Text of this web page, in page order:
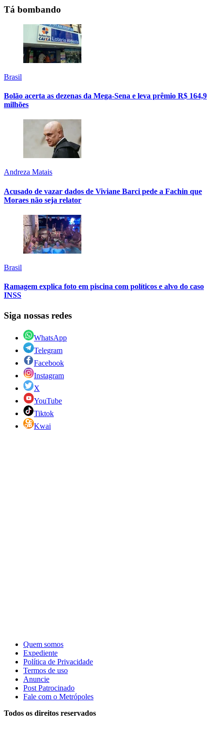
Tá bombando
Brasil
Bolão acerta as dezenas da Mega-Sena e leva prêmio R$ 164,9
milhões
Andreza Matais
Acusado de vazar dados de Viviane Barci pede a Fachin que
Moraes não seja relator
Brasil
Ramagem explica foto em piscina com políticos e alvo do caso
INSS
Siga nossas redes
WhatsApp
Telegram
Facebook
Instagram
X
YouTube
Tiktok
Kwai
Quem somos
Expediente
Política de Privacidade
Termos de uso
Anuncie
Post Patrocinado
Fale com o Metrópoles
Todos os direitos reservados